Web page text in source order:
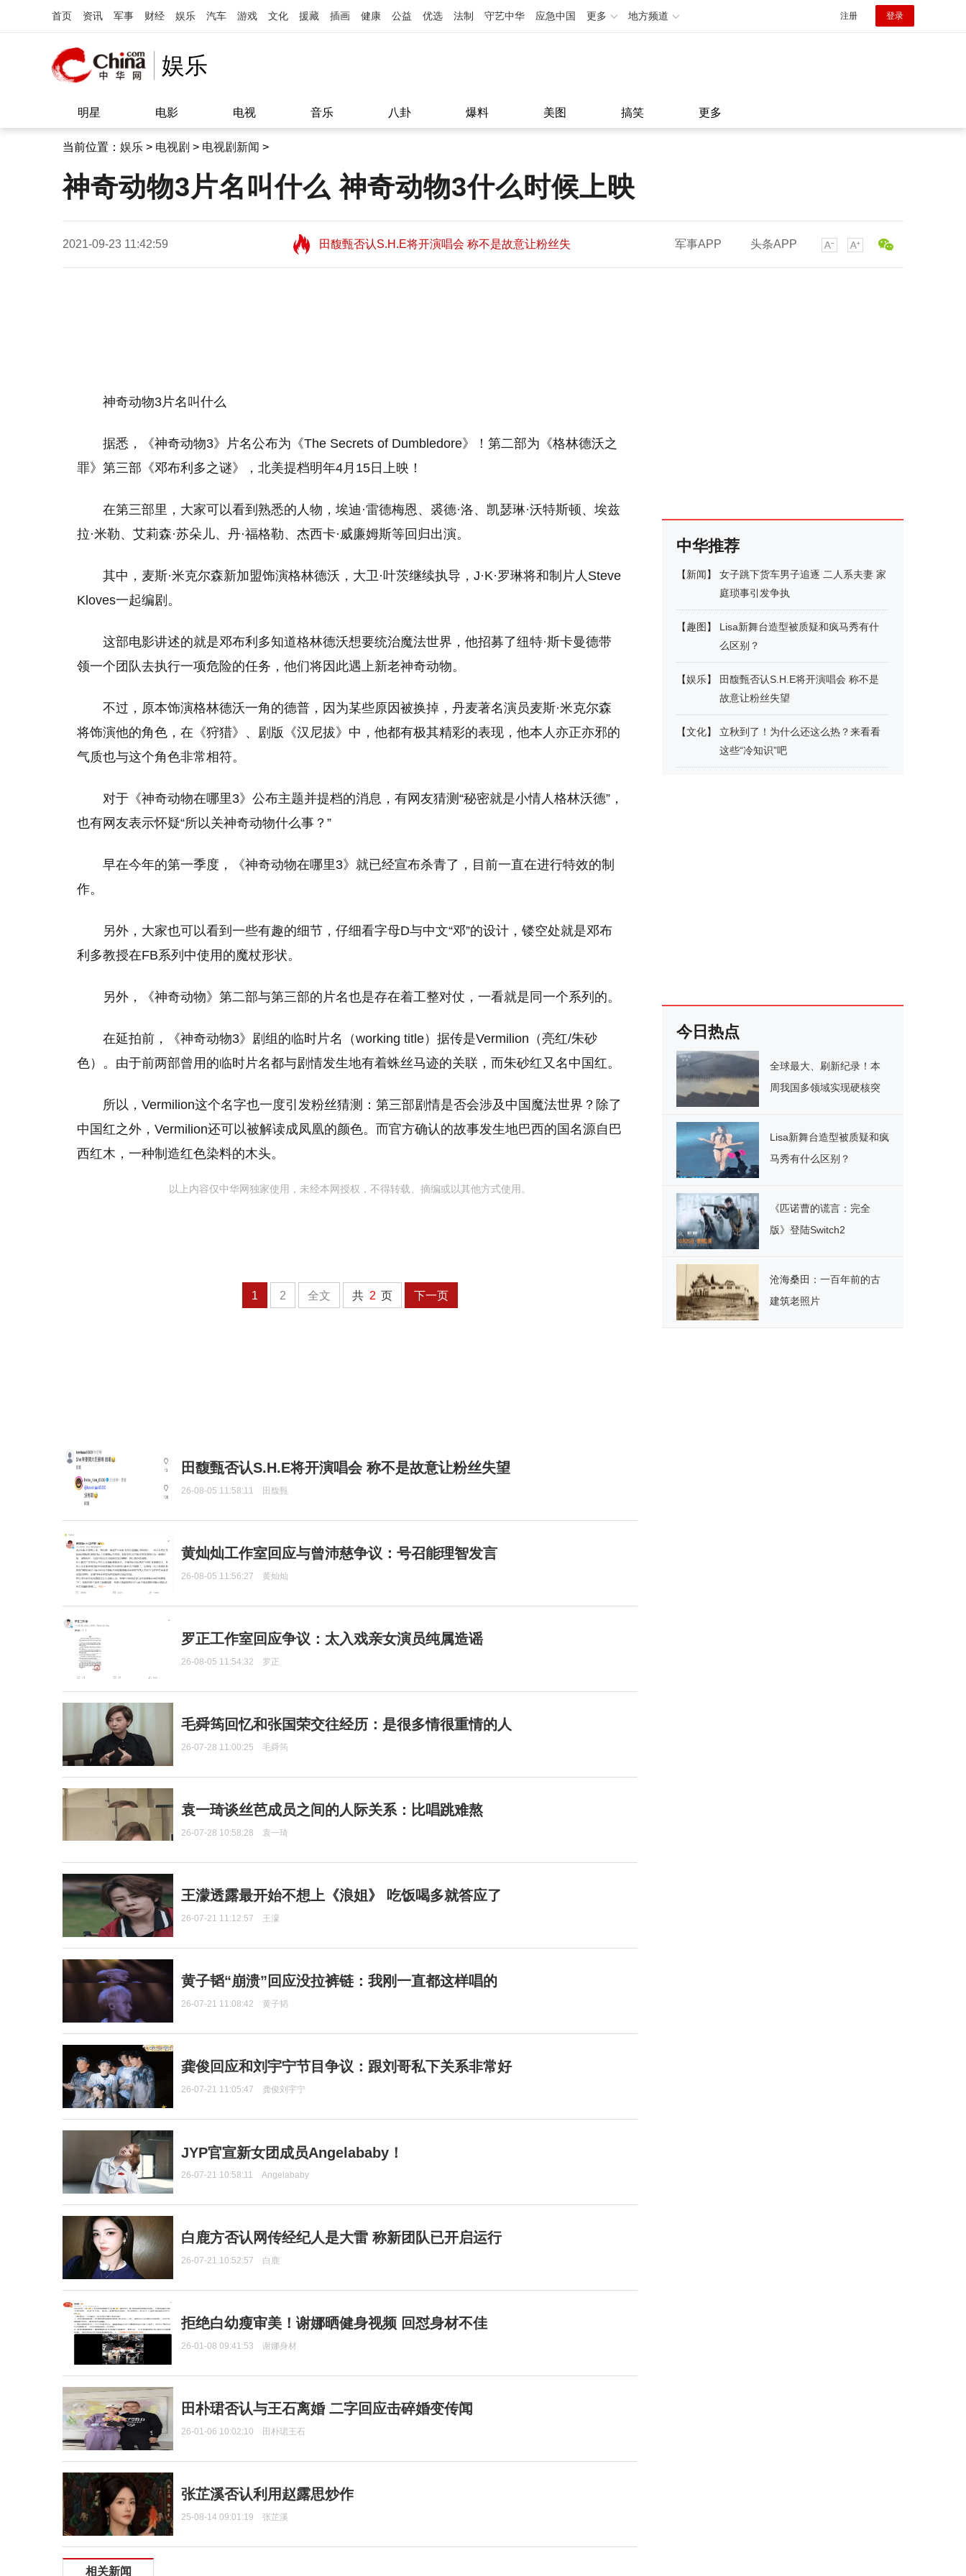
首页 资讯 军事 财经 娱乐 汽车 游戏 文化 援藏 插画 健康 公益 优选 法制 守艺中华 应急中国 更多 地方频道 注册 登录
娱乐
明星 电影 电视 音乐 八卦 爆料 美图 搞笑 更多
当前位置： 娱乐 > 电视剧 > 电视剧新闻 >
神奇动物3片名叫什么 神奇动物3什么时候上映
2021-09-23 11:42:59
田馥甄否认S.H.E将开演唱会 称不是故意让粉丝失
望11:08
田馥甄否认S.H.E将开演唱会 称不是故意让粉丝失
军事APP 头条APP
神奇动物3片名叫什么
据悉，《神奇动物3》片名公布为《The Secrets of Dumbledore》！第二部为《格林德沃之
罪》第三部《邓布利多之谜》，北美提档明年4月15日上映！
在第三部里，大家可以看到熟悉的人物，埃迪·雷德梅恩、裘德·洛、凯瑟琳·沃特斯顿、埃兹
拉·米勒、艾莉森·苏朵儿、丹·福格勒、杰西卡·威廉姆斯等回归出演。
其中，麦斯·米克尔森新加盟饰演格林德沃，大卫·叶茨继续执导，J·K·罗琳将和制片人Steve
Kloves一起编剧。
这部电影讲述的就是邓布利多知道格林德沃想要统治魔法世界，他招募了纽特·斯卡曼德带
领一个团队去执行一项危险的任务，他们将因此遇上新老神奇动物。
不过，原本饰演格林德沃一角的德普，因为某些原因被换掉，丹麦著名演员麦斯·米克尔森
将饰演他的角色，在《狩猎》、剧版《汉尼拔》中，他都有极其精彩的表现，他本人亦正亦邪的
气质也与这个角色非常相符。
对于《神奇动物在哪里3》公布主题并提档的消息，有网友猜测“秘密就是小情人格林沃德”，
也有网友表示怀疑“所以关神奇动物什么事？”
早在今年的第一季度，《神奇动物在哪里3》就已经宣布杀青了，目前一直在进行特效的制
作。
另外，大家也可以看到一些有趣的细节，仔细看字母D与中文“邓”的设计，镂空处就是邓布
利多教授在FB系列中使用的魔杖形状。
另外，《神奇动物》第二部与第三部的片名也是存在着工整对仗，一看就是同一个系列的。
在延拍前，《神奇动物3》剧组的临时片名（working title）据传是Vermilion（亮红/朱砂
色）。由于前两部曾用的临时片名都与剧情发生地有着蛛丝马迹的关联，而朱砂红又名中国红。
所以，Vermilion这个名字也一度引发粉丝猜测：第三部剧情是否会涉及中国魔法世界？除了
中国红之外，Vermilion还可以被解读成凤凰的颜色。而官方确认的故事发生地巴西的国名源自巴
西红木，一种制造红色染料的木头。
以上内容仅中华网独家使用，未经本网授权，不得转载、摘编或以其他方式使用。
1 2 全文 共 2 页 下一页
田馥甄否认S.H.E将开演唱会 称不是故意让粉丝失望
26-08-05 11:58:11 田馥甄
黄灿灿工作室回应与曾沛慈争议：号召能理智发言
26-08-05 11:56:27 黄灿灿
罗正工作室回应争议：太入戏亲女演员纯属造谣
26-08-05 11:54:32 罗正
毛舜筠回忆和张国荣交往经历：是很多情很重情的人
26-07-28 11:00:25 毛舜筠
袁一琦谈丝芭成员之间的人际关系：比唱跳难熬
26-07-28 10:58:28 袁一琦
王濛透露最开始不想上《浪姐》 吃饭喝多就答应了
26-07-21 11:12:57 王濛
黄子韬“崩溃”回应没拉裤链：我刚一直都这样唱的
26-07-21 11:08:42 黄子韬
龚俊回应和刘宇宁节目争议：跟刘哥私下关系非常好
26-07-21 11:05:47 龚俊刘宇宁
JYP官宣新女团成员Angelababy！
26-07-21 10:58:11 Angelababy
白鹿方否认网传经纪人是大雷 称新团队已开启运行
26-07-21 10:52:57 白鹿
拒绝白幼瘦审美！谢娜晒健身视频 回怼身材不佳
26-01-08 09:41:53 谢娜身材
田朴珺否认与王石离婚 二字回应击碎婚变传闻
26-01-06 10:02:10 田朴珺王石
张芷溪否认利用赵露思炒作
25-08-14 09:01:19 张芷溪
相关新闻
中华推荐
【新闻】
女子跳下货车男子追逐 二人系夫妻 家
庭琐事引发争执
【趣图 】
Lisa新舞台造型被质疑和疯马秀有什
么区别？
【娱乐】
田馥甄否认S.H.E将开演唱会 称不是
故意让粉丝失望
【文化】
立秋到了！为什么还这么热？来看看
这些“冷知识”吧
今日热点
全球最大、刷新纪录！本
周我国多领域实现硬核突
Lisa新舞台造型被质疑和疯
马秀有什么区别？
《匹诺曹的谎言：完全
版》登陆Switch2
沧海桑田：一百年前的古
建筑老照片